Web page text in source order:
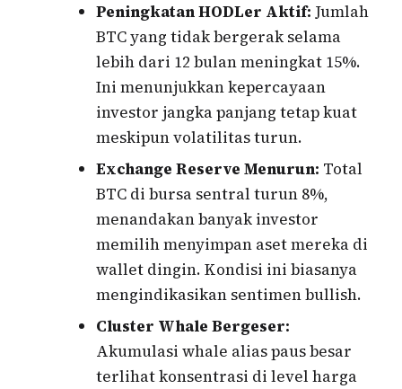
Peningkatan HODLer Aktif: Jumlah
BTC yang tidak bergerak selama
lebih dari 12 bulan meningkat 15%.
Ini menunjukkan kepercayaan
investor jangka panjang tetap kuat
meskipun volatilitas turun.
Exchange Reserve Menurun: Total
BTC di bursa sentral turun 8%,
menandakan banyak investor
memilih menyimpan aset mereka di
wallet dingin. Kondisi ini biasanya
mengindikasikan sentimen bullish.
Cluster Whale Bergeser:
Akumulasi whale alias paus besar
terlihat konsentrasi di level harga